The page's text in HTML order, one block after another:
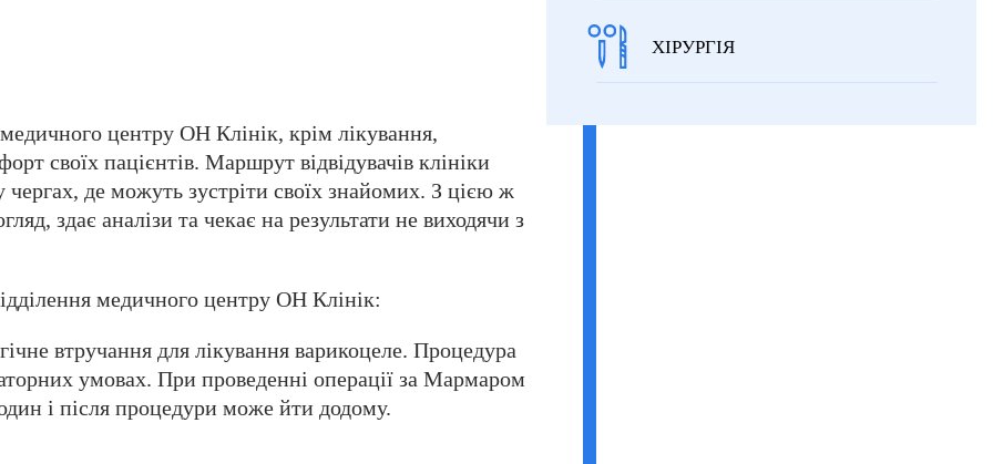
центру ОН Клінік, крім лікування,
своїх пацієнтів. Маршрут відвідувачів клініки
де можуть зустріти своїх знайомих. З цією ж
здає аналізи та чекає на результати не виходячи з
медичного центру ОН Клінік:
втручання для лікування варикоцеле. Процедура
умовах. При проведенні операції за Мармаром
і після процедури може йти додому.
ХІРУРГІЯ